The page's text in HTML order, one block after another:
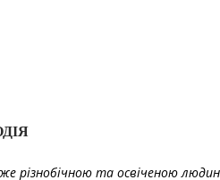
різнобічною та освіченою